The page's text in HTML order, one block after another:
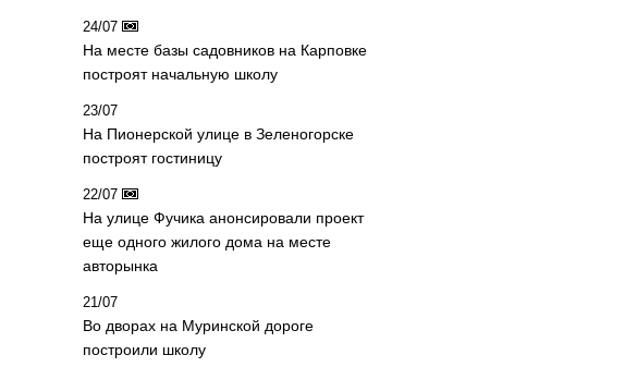
24/07
На месте базы садовников на Карповке
построят начальную школу
23/07
На Пионерской улице в Зеленогорске
построят гостиницу
22/07
На улице Фучика анонсировали проект
еще одного жилого дома на месте
авторынка
21/07
Во дворах на Муринской дороге
построили школу